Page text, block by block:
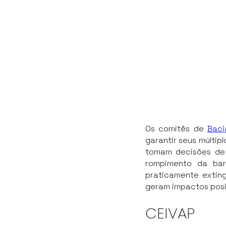
Os comitês de
garantir seus
tomam decisões
rompimento da
praticamente
geram impactos
CEIVAP